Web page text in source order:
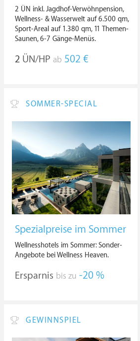
2 ÜN inkl. Jagdhof-Verwöhnpension,
Wellness- & Wasserwelt auf 6.500 qm,
Sport-Areal auf 1.380 qm, 11 Themen-
Saunen, 6-7 Gänge-Menüs.
2 ÜN/HP ab 502 €
SOMMER-SPECIAL
Spezialpreise im Sommer
Wellnesshotels im Sommer: Sonder-
Angebote bei Wellness Heaven.
Ersparnis bis zu -20 %
GEWINNSPIEL